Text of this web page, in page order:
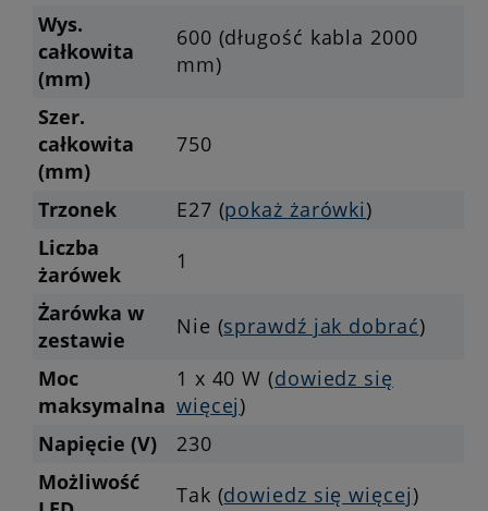
Wys.
całkowita
(mm)
600 (długość kabla 2000
mm)
Szer.
całkowita
(mm)
750
Trzonek E27 (pokaż żarówki)
Liczba
żarówek
1
Żarówka w
zestawie
Nie (sprawdź jak dobrać)
Moc
maksymalna
1 x 40 W (dowiedz się
więcej)
Napięcie (V)
230
Możliwość
Tak (dowiedz się więcej)